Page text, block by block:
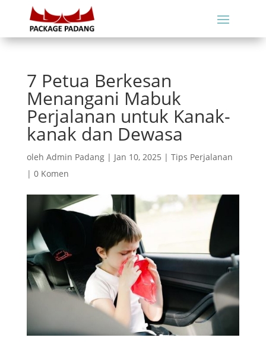
7 Petua Berkesan
Menangani Mabuk
Perjalanan untuk Kanak-
kanak dan Dewasa
oleh Admin Padang| Jan 10, 2025 | Tips Perjalanan
| 0 Komen